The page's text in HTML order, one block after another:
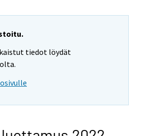
tiedot löydät